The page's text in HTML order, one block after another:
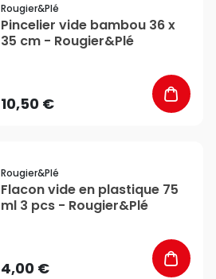
Rougier&plé
Pincelier vide bambou 36 x
35 cm - Rougier&Plé
10,50 €
Rougier&plé
Flacon vide en plastique 75
ml 3 pcs - Rougier&Plé
4,00 €